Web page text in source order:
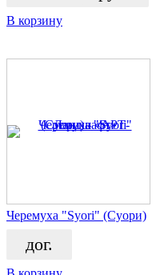
В корзину
Черемуха "Syori" (Суори)
дог.